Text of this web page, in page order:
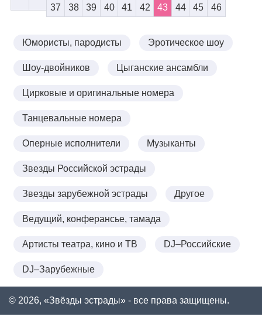
37 38 39 40 41 42 43 44 45 46
Юмористы, пародисты Эротическое шоу
Шоу-двойников Цыганские ансамбли
Цирковые и оригинальные номера
Танцевальные номера
Оперные исполнители Музыканты
Звезды Российской эстрады
Звезды зарубежной эстрады Другое
Ведущий, конферансье, тамада
Артисты театра, кино и ТВ DJ–Российские
DJ–Зарубежные
© 2026, «Звёзды эстрады» - все права защищены.